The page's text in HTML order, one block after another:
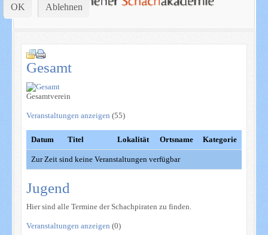
Gesamt
Gesamtverein
Veranstaltungen anzeigen (55)
Datum Titel Lokalität Ortsname Kategorie
Zur Zeit sind keine Veranstaltungen verfügbar
Jugend
Hier sind alle Termine der Schachpiraten zu finden.
Veranstaltungen anzeigen (0)
OK Ablehnen